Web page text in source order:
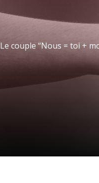
Le couple “Nous = toi +